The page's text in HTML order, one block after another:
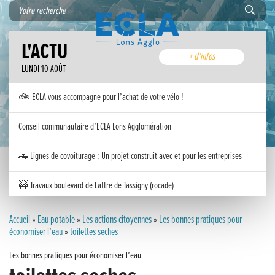
L'ACTU
LUNDI 10 AOÛT
+ d'infos
🚲 ECLA vous accompagne pour l’achat de votre vélo !
Conseil communautaire d’ECLA Lons Agglomération
🚗 Lignes de covoiturage : Un projet construit avec et pour les entreprises
🚧 Travaux boulevard de Lattre de Tassigny (rocade)
Inauguration nouvelle station d’épuration (STEP) de Trenal
Accueil» Eau potable» Les actions citoyennes» Les bonnes pratiques pour
économiser l’eau»toilettes seches
Les bonnes pratiques pour économiser l’eau